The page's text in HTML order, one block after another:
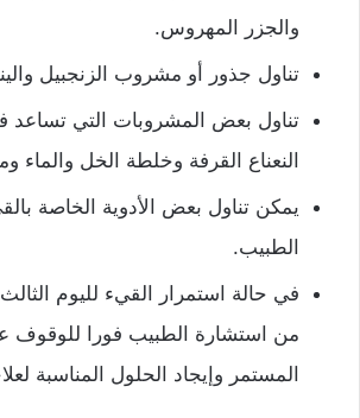
والجزر المهروس.
تناول جذور أو مشروب الزنجبيل
تناول بعض المشروبات التي تساعد
النعناع القرفة وخلطة الخل والماء
يمكن تناول بعض الأدوية الخاصة
الطبيب.
في حالة استمرار القيء لليوم الثالث
من استشارة الطبيب فورا
المستمر وإيجاد الحلول المناسبة